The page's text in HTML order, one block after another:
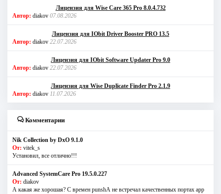
Лицензия для Wise Care 365 Pro 8.0.4.732
Автор: diakov 07.08.2026
Лицензия для IObit Driver Booster PRO 13.5
Автор: diakov 22.07.2026
Лицензия для IObit Software Updater Pro 9.0
Автор: diakov 22.07.2026
Лицензия для Wise Duplicate Finder Pro 2.1.9
Автор: diakov 11.07.2026
Комментарии
Nik Collection by DxO 9.1.0
От: vitek_s
Установил, все отлично!!!
Advanced SystemCare Pro 19.5.0.227
От: diakov
А какая же хорошая? С времен punshА не встречал качественных портах app